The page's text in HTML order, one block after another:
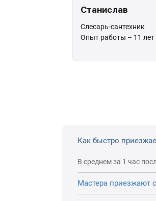
Станислав
Слесарь-сантехник
Опыт работы – 11 лет
Как быстро
В среднем за 1 час
Мастера приезжают